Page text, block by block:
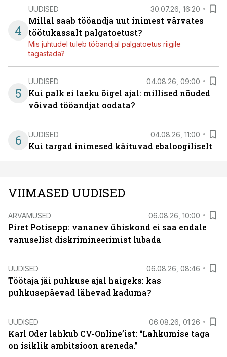
4
UUDISED 30.07.26, 16:20
Millal saab tööandja uut inimest värvates
töötukassalt palgatoetust?
Mis juhtudel tuleb tööandjal palgatoetus riigile
tagastada?
5
UUDISED 04.08.26, 09:00
Kui palk ei laeku õigel ajal: millised nõuded
võivad tööandjat oodata?
6 UUDISED 04.08.26, 11:00
Kui targad inimesed käituvad ebaloogiliselt
VIIMASED UUDISED
ARVAMUSED 06.08.26, 10:00
Piret Potisepp: vananev ühiskond ei saa endale
vanuselist diskrimineerimist lubada
UUDISED 06.08.26, 08:46
Töötaja jäi puhkuse ajal haigeks: kas
puhkusepäevad lähevad kaduma?
UUDISED 06.08.26, 01:26
Karl Oder lahkub CV-Online’ist: “Lahkumise taga
on isiklik ambitsioon areneda.”